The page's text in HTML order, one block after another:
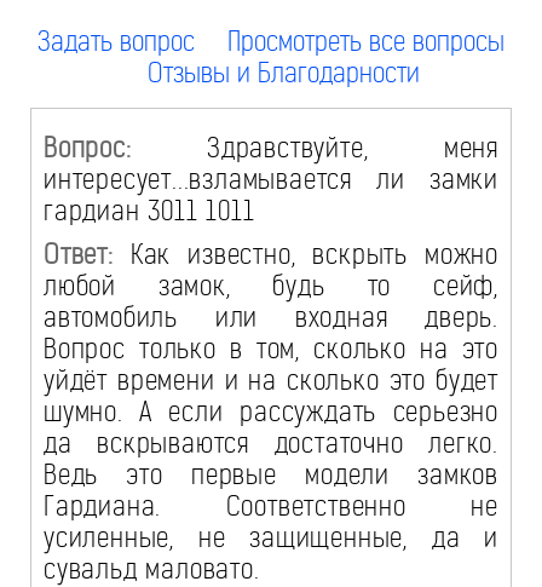
Задать вопрос
Просмотреть все вопросы
Отзывы и Благодарности
Вопрос: Здравствуйте, меня
интересует...взламывается ли замки
гардиан 3011 1011
Ответ: Как известно, вскрыть можно
любой замок, будь то сейф,
автомобиль или входная дверь.
Вопрос только в том, сколько на это
уйдёт времени и на сколько это будет
шумно. А если рассуждать серьезно
да вскрываются достаточно легко.
Ведь это первые модели замков
Гардиана. Соответственно не
усиленные, не защищенные, да и
сувальд маловато.